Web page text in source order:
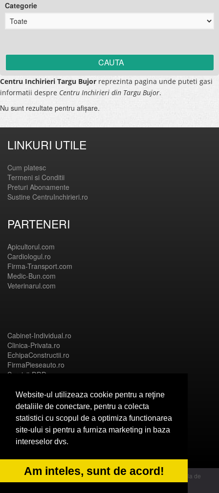
Website-ul utilizeaza cookie pentru a reţine
detaliile de conectare, pentru a colecta
statistici cu scopul de a optimiza functionarea
site-ului si pentru a furniza marketing in baza
intereselor dvs.
Am inteles, sunt de acord!
Categorie
Centru Inchirieri Targu Bujor reprezinta pagina unde puteti gasi
informatii despre Centru Inchirieri din Targu Bujor.
Nu sunt rezultate pentru afişare.
LINKURI UTILE
Cum platesc
Termeni si Conditii
Preturi Abonamente
Sustine CentruInchirieri.ro
PARTENERI
Apicultorul.com
Cardiologul.ro
Firma-Transport.com
Medic-Bun.com
Veterinarul.com
Cabinet-Individual.ro
Clinica-Privata.ro
EchipaConstructii.ro
FirmaPieseauto.ro
Servicii-DDD.com
Birouri-Cadastru.ro
CramaVinuri.ro
FirmaTractariAuto.ro
© 2014 Powered by OdinMedia | este inscrisa la Autoritatea Nationala de